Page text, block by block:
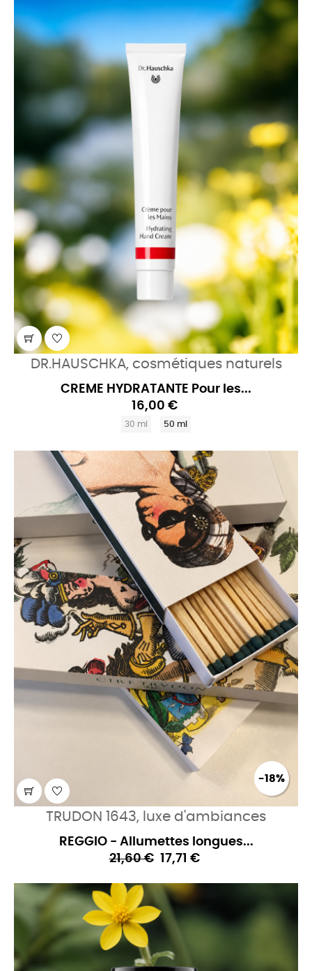
DR.HAUSCHKA, cosmétiques naturels
CREME HYDRATANTE Pour les...
16,00 €
30 ml 50 ml
-18%
TRUDON 1643, luxe d'ambiances
REGGIO - Allumettes longues...
21,60 € 17,71 €